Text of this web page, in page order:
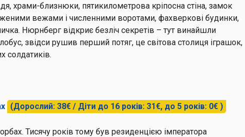
храми-близнюки, пятикилометрова кріпосна стіна, замок
вежами і численними воротами, фахверкові будинки,
Нюрнберг відкриє безліч секретів – тут винайшли
звідси рушив перший потяг, це світова столиця іграшок,
солдатиків.
(Дорослий: 38€ / Діти до 16 років: 31€, до 5 років: 0€ )
Тисячу років тому був резиденцією імператора